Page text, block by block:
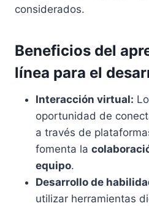
considerados.
Beneficios del
línea para el
Interacción virtual:
oportunidad de
a través de
fomenta la
equipo.
Desarrollo de
utilizar herramientas